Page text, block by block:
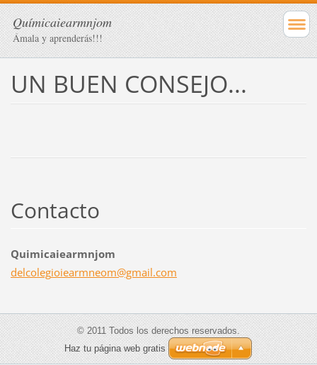
Químicaiearmnjom
Ámala y aprenderás!!!
UN BUEN CONSEJO...
Contacto
Quimicaiearmnjom
delcolegioiearmneom@gmail.com
© 2011 Todos los derechos reservados.
Haz tu página web gratis